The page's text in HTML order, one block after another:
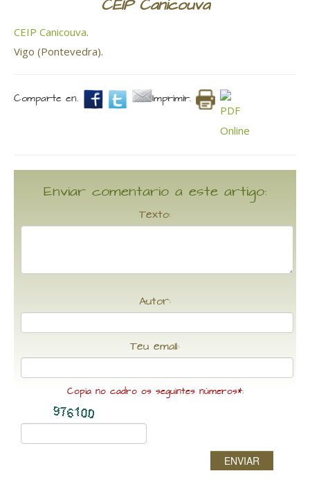
CEIP Canicouva
CEIP Canicouva.
Vigo (Pontevedra).
Comparte en. Imprimir.
Enviar comentario a este artigo:
Texto:
Autor:
Teu email:
Copia no cadro os seguintes números*:
ENVIAR